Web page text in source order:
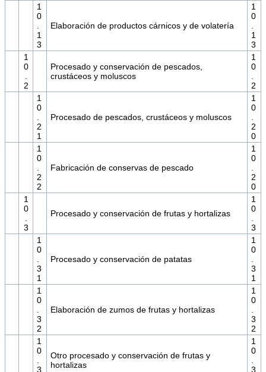
1
0
.
1
3
Elaboración de productos cárnicos y de volatería
1
0
.
1
3
1
0
.
2
Procesado y conservación de pescados,
crustáceos y moluscos
1
0
.
2
1
0
.
2
1
Procesado de pescados, crustáceos y moluscos
1
0
.
2
0
1
0
.
2
2
Fabricación de conservas de pescado
1
0
.
2
0
1
0
.
3
Procesado y conservación de frutas y hortalizas
1
0
.
3
1
0
.
3
1
Procesado y conservación de patatas
1
0
.
3
1
1
0
.
3
2
Elaboración de zumos de frutas y hortalizas
1
0
.
3
2
1
0
.
3
Otro procesado y conservación de frutas y
hortalizas
1
0
.
3